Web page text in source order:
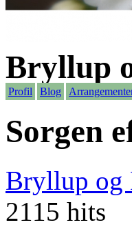
Bryllup
Profil Blog
Sorgen
Bryllup og
2115 hits